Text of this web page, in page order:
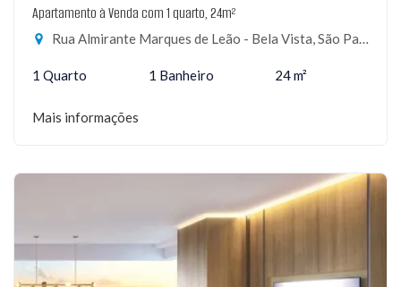
Apartamento à Venda com 1 quarto, 24m²
Rua Almirante Marques de Leão - Bela Vista, São Paulo-SP
1 Quarto 1 Banheiro 24 m²
Mais informações